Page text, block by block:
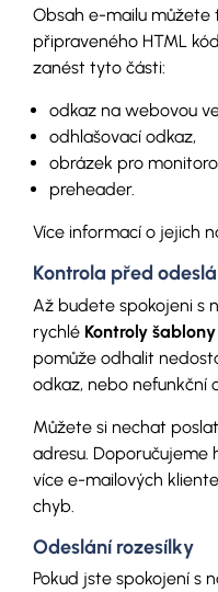
Obsah e-mailu
připraveného HTML
zanést tyto části:
odkaz na webovou
odhlašovací odkaz,
obrázek pro
preheader.
Více informací o jejich
Kontrola před
Až budete spokojeni s
rychlé Kontroly šablony
pomůže odhalit
odkaz, nebo nefunkční
Můžete si nechat poslat
adresu. Doporučujeme
více e-mailových
chyb.
Odeslání rozesílky
Pokud jste spokojení s